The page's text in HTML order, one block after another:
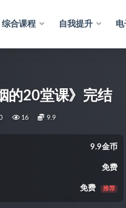
综合课程 自我提升 电
的20堂课》完结
16 9.9
9.9金币
免费
免费 推荐